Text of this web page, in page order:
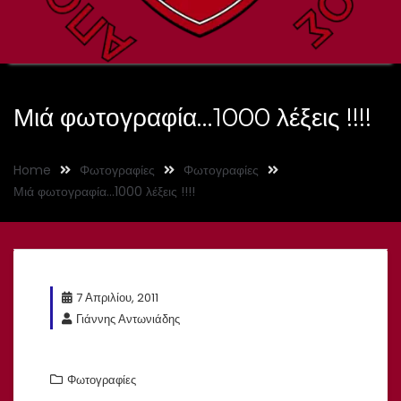
Μιά φωτογραφία…1000 λέξεις !!!!
Home Φωτογραφίες
Φωτογραφίες
Μιά φωτογραφία…1000 λέξεις !!!!
7 Απριλίου, 2011
Γιάννης Αντωνιάδης
Φωτογραφίες